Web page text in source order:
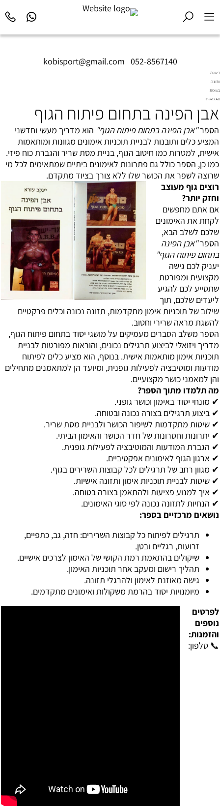
kobisport@gmail.com 052-8567140
דיאטה
ותזונה
בשיטת
Diet2All:
שמאחורי
המושלם.
אבן הפינה בתחום פיתוח הגוף
הספר"אבן הפינה בתחום פיתוח הגוף" הוא מדריך מעשי וחדשני
המציע כלים ותובנות לבניית תוכניות אימונים מגוונות ומותאמות
אישית, למטרות כמו חיטוב הגוף, בניית מסת שריר והגברת כוח פיזי.
כמו כן, הספר כולל גם פתרונות לאימונים ביתיים שמתאימים לכל מי
שרוצה לשפר את הכושר שלו ללא צורך בציוד מתקדם.
רוצים גוף מעוצב
וחזק יותר?
אם אתם מחפשים
לקחת את האימונים
שלכם לשלב הבא,
הספר"אבן הפינה
בתחום פיתוח הגוף"
יעניק לכם גישה
מקצועית ומפורטת
שתסייע לכם להגיע
ליעדים שלכם, תוך
שילוב של תוכניות אימון מתקדמות, תזונה נכונה וכלים פרקטיים
להשגת מראה שרירי וחטוב.
הספר משלב הסברים מעמיקים על מושגי יסוד בתחום פיתוח הגוף,
מדריך ויזואלי לביצוע תרגילים נכונים, והוראות מפורטות לבניית
תוכניות אימון מותאמות אישית. בנוסף, הוא מציע כלים לפיתוח
מודעות ומוטיבציה לפעילות גופנית, ומיועד הן למתאמנים מתחילים
והן למאמני כושר מקצועיים.
מה תלמדו מתוך הספר?
✔ מונחי יסוד באימון וכושר גופני.
✔ ביצוע תרגילים בצורה נכונה ובטוחה.
✔ שיטות מתקדמות לשיפור הכושר ולבניית מסת שריר.
✔ יתרונות וחסרונות של חדר הכושר והאימון הביתי.
✔ הגברת המודעות והמוטיבציה לפעילות גופנית.
✔ ארגון הגוף לאימונים אפקטיביים.
✔ מגוון רחב של תרגילים לכל קבוצות השרירים בגוף.
✔ שיטות לבניית תוכניות אימון ותזונה אישיות.
✔ איך למנוע פציעות ולהתאמן בצורה בטוחה.
✔ הנחיות לתזונה נכונה לפי סוגי האימונים.
נושאים מרכזיים בספר:
תרגילים לפיתוח כל קבוצות השרירים: חזה, גב, כתפיים,
זרועות, רגליים ובטן.
שיקולים בהתאמת רמת הקושי של האימון לצרכים אישיים.
תהליך רישום ומעקב אחר תוכניות האימון.
גישה מאוזנת לאימון ולהרגלי תזונה.
מיומנויות יסוד בהרמת משקולות ואימונים מתקדמים.
לפרטים
נוספים
והזמנות:
📞 טלפון: